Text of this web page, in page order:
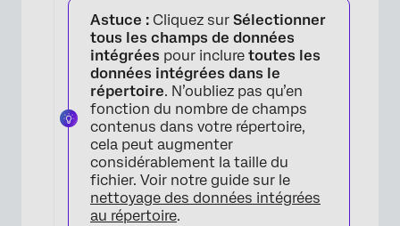
Astuce : Cliquez sur Sélectionner
tous les champs de données
intégrées pour inclure toutes les
données intégrées dans le
répertoire. N’oubliez pas qu’en
fonction du nombre de champs
contenus dans votre répertoire,
cela peut augmenter
considérablement la taille du
fichier. Voir notre guide sur le
nettoyage des données intégrées
au répertoire.